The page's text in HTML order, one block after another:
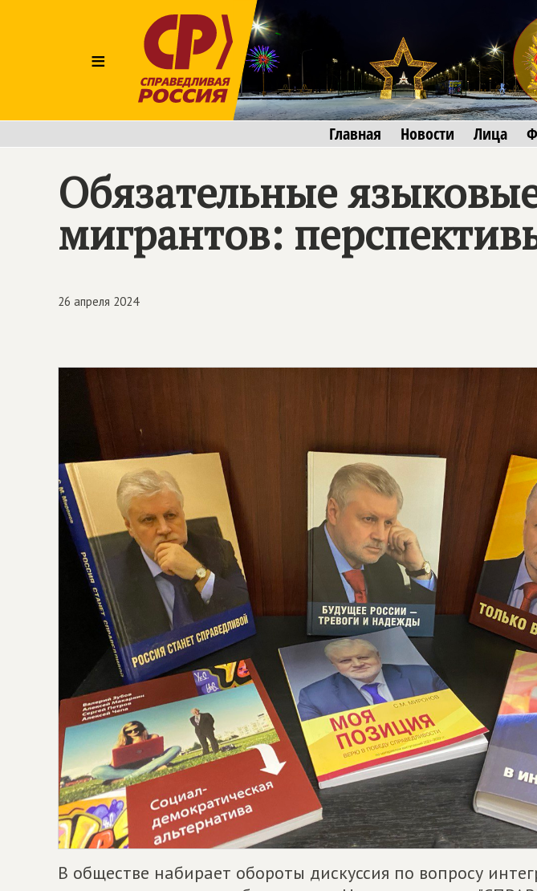
≡
Главная Новости Лица
Обязательные
мигрантов:
26 апреля 2024
В обществе набирает обороты дискуссия по вопросу